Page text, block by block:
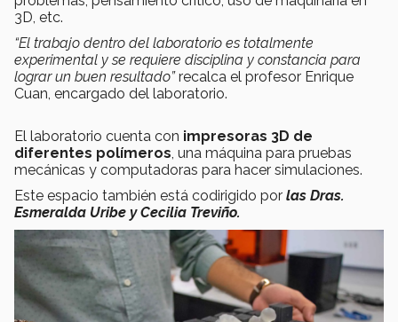
3D, etc.
“El trabajo dentro del laboratorio es totalmente
experimental y se requiere disciplina y constancia para
lograr un buen resultado”recalca el profesor Enrique
Cuan, encargado del laboratorio.
El laboratorio cuenta con impresoras 3D de
diferentes polímeros , una máquina para pruebas
mecánicas y computadoras para hacer simulaciones.
Este espacio también está codirigido por las Dras.
Esmeralda Uribe y Cecilia Treviño.